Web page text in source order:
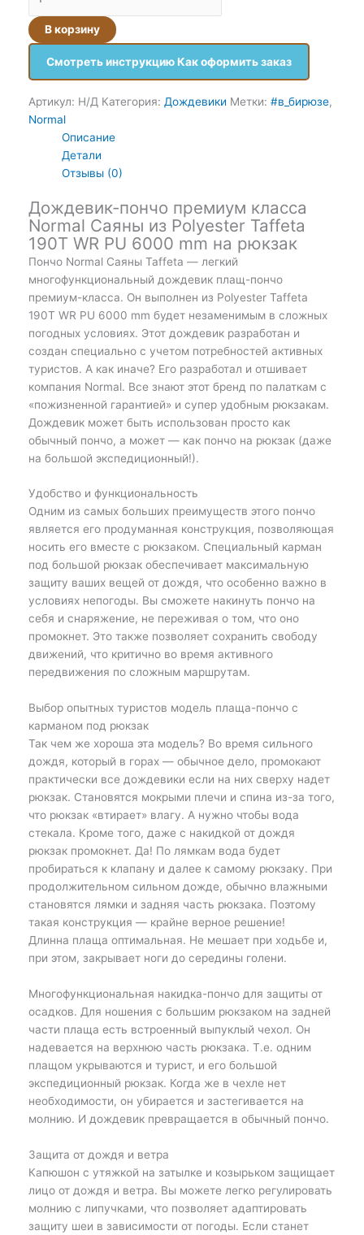
В корзину
Смотреть инструкцию Как оформить заказ
Артикул: Н/Д Категория: Дождевики Метки: #в_бирюзе,
Normal
Описание
Детали
Отзывы (0)
Дождевик-пончо премиум класса
Normal Саяны из Polyester Taffeta
190T WR PU 6000 mm на рюкзак
Пончо Normal Саяны Taffeta — легкий
многофункциональный дождевик плащ-пончо
премиум-класса. Он выполнен из Polyester Taffeta
190T WR PU 6000 mm будет незаменимым в сложных
погодных условиях. Этот дождевик разработан и
создан специально с учетом потребностей активных
туристов. А как иначе? Его разработал и отшивает
компания Normal. Все знают этот бренд по палаткам с
«пожизненной гарантией» и супер удобным рюкзакам.
Дождевик может быть использован просто как
обычный пончо, а может — как пончо на рюкзак (даже
на большой экспедиционный!).
Удобство и функциональность
Одним из самых больших преимуществ этого пончо
является его продуманная конструкция, позволяющая
носить его вместе с рюкзаком. Специальный карман
под большой рюкзак обеспечивает максимальную
защиту ваших вещей от дождя, что особенно важно в
условиях непогоды. Вы сможете накинуть пончо на
себя и снаряжение, не переживая о том, что оно
промокнет. Это также позволяет сохранить свободу
движений, что критично во время активного
передвижения по сложным маршрутам.
Выбор опытных туристов модель плаща-пончо с
карманом под рюкзак
Так чем же хороша эта модель? Во время сильного
дождя, который в горах — обычное дело, промокают
практически все дождевики если на них сверху надет
рюкзак. Становятся мокрыми плечи и спина из-за того,
что рюкзак «втирает» влагу. А нужно чтобы вода
стекала. Кроме того, даже с накидкой от дождя
рюкзак промокнет. Да! По лямкам вода будет
пробираться к клапану и далее к самому рюкзаку. При
продолжительном сильном дожде, обычно влажными
становятся лямки и задняя часть рюкзака. Поэтому
такая конструкция — крайне верное решение!
Длинна плаща оптимальная. Не мешает при ходьбе и,
при этом, закрывает ноги до середины голени.
Многофункциональная накидка-пончо для защиты от
осадков. Для ношения с большим рюкзаком на задней
части плаща есть встроенный выпуклый чехол. Он
надевается на верхнюю часть рюкзака. Т.е. одним
плащом укрываются и турист, и его большой
экспедиционный рюкзак. Когда же в чехле нет
необходимости, он убирается и застегивается на
молнию. И дождевик превращается в обычный пончо.
Защита от дождя и ветра
Капюшон с утяжкой на затылке и козырьком защищает
лицо от дождя и ветра. Вы можете легко регулировать
молнию с липучками, что позволяет адаптировать
защиту шеи в зависимости от погоды. Если станет